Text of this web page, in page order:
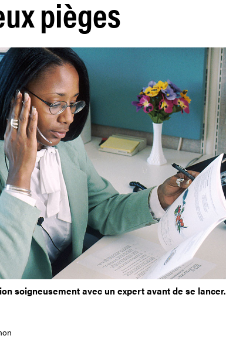
pièges
soigneusement avec un expert avant de se lancer.